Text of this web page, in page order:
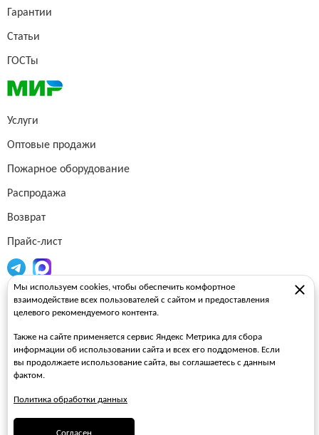
Гарантии
Статьи
ГОСТы
Услуги
Оптовые продажи
Пожарное оборудование
Распродажа
Возврат
Прайс-лист
Огнетушители
Пожарные стволы
Пожарные шкафы
FAQ
Мы используем cookies, чтобы обеспечить комфортное
взаимодействие всех пользователей с сайтом и предоставления
целевого рекомендуемого контента.
Также на сайте применяется сервис Яндекс Метрика для сбора
информации об использовании сайта и всех его поддоменов. Если
вы продолжаете использование сайта, вы соглашаетесь с данным
фактом.
Политика обработки данных